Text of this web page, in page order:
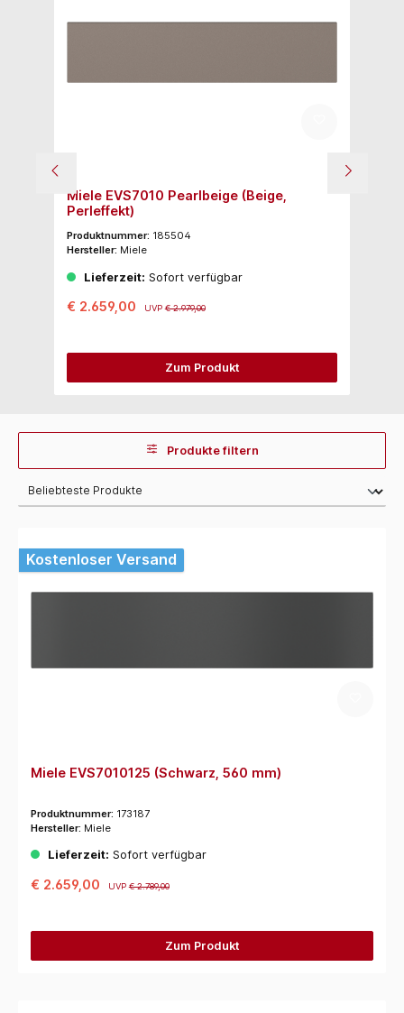
Miele EVS7010 Pearlbeige (Beige,
Perleffekt)
Produktnummer: 185504
Hersteller: Miele
Lieferzeit: Sofort verfügbar
€ 2.659,00 UVP€ 2.979,00
Zum Produkt
Produkte filtern
Kostenloser Versand
Miele EVS7010125 (Schwarz, 560 mm)
Produktnummer: 173187
Hersteller: Miele
Lieferzeit: Sofort verfügbar
€ 2.659,00 UVP€ 2.789,00
Zum Produkt